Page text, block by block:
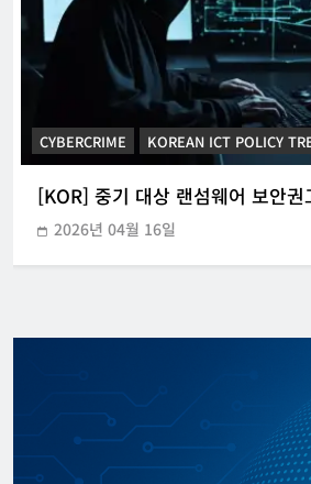
CYBERCRIME KOREAN ICT POLICY
[KOR] 중기 대상 랜섬웨어 보안권
2026년 04월 16일